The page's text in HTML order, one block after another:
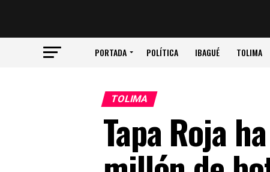
PORTADA POLÍTICA IBAGUÉ TOLIMA
TOLIMA
Tapa Roja